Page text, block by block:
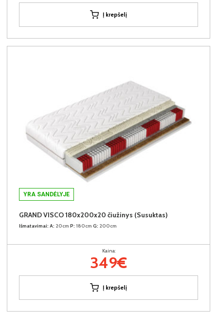
Į krepšelį
YRA SANDĖLYJE
GRAND VISCO 180x200x20 čiužinys (Susuktas)
Išmatavimai: A: 20cm P: 180cm G: 200cm
Kaina:
349€
Į krepšelį